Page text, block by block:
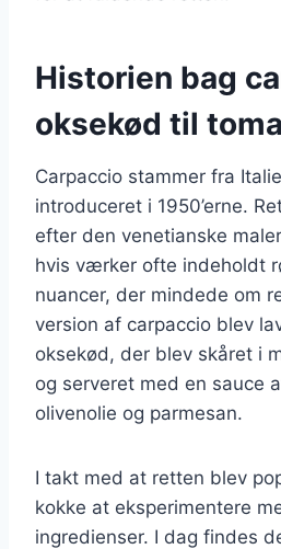
Historien bag
oksekød til
Carpaccio stammer fra
introduceret i 1950’erne.
efter den venetianske
hvis værker ofte indeholdt
nuancer, der mindede om
version af carpaccio blev
oksekød, der blev skåret i
og serveret med en sauce
olivenolie og parmesan.
I takt med at retten blev
kokke at eksperimentere
ingredienser. I dag findes